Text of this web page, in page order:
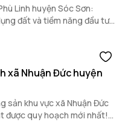
Linh huyện Sóc Sơn:
đất và tiềm năng đầu tư
xã Nhuận Đức huyện
sản khu vực xã Nhuận Đức
được quy hoạch mới nhất!